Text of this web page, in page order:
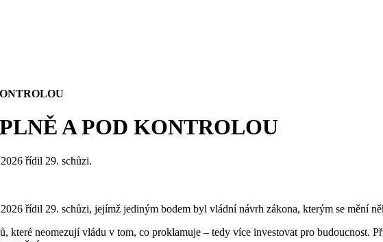
A POD KONTROLOU
řídil 29. schůzi.
řídil 29. schůzi, jejímž jediným bodem byl vládní návrh zákona, kterým se mění
které neomezují vládu v tom, co proklamuje – tedy více investovat pro budoucnost.